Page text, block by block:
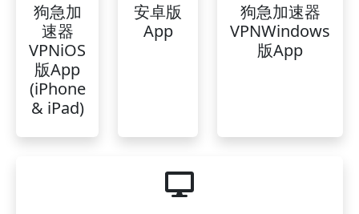
狗急加
速器
VPNiOS
版App
(iPhone
& iPad)
安卓版
App
狗急加速器
VPNWindows
版App